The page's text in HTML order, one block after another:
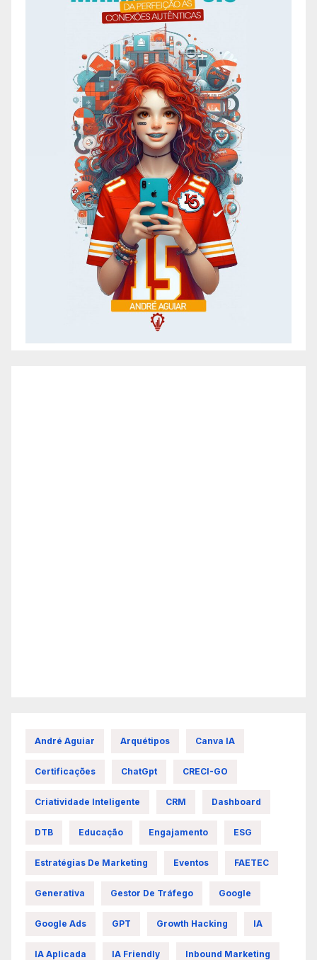
André Aguiar Arquétipos Canva IA
Certificações ChatGpt CRECI-GO
Criatividade Inteligente CRM Dashboard
DTB Educação Engajamento ESG
Estratégias De Marketing Eventos FAETEC
Generativa Gestor De Tráfego Google
Google Ads GPT Growth Hacking IA
IA Aplicada IA Friendly Inbound Marketing